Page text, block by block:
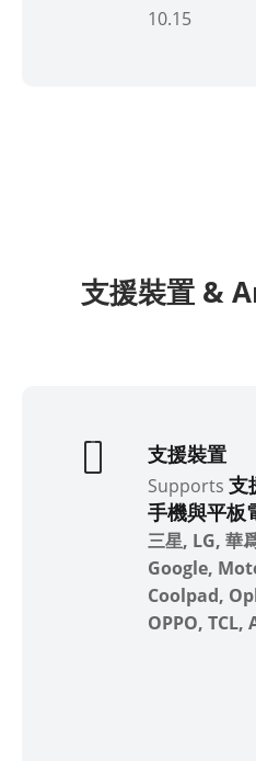
10.15
支援裝置 &
支援裝置
Supports 支
手機與平板
三星, LG, 華
Google,
Coolpad,
OPPO, TCL,